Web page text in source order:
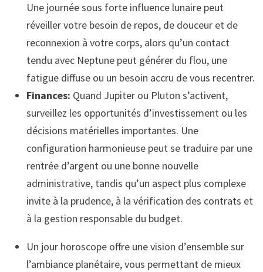
Une journée sous forte influence lunaire peut
réveiller votre besoin de repos, de douceur et de
reconnexion à votre corps, alors qu’un contact
tendu avec Neptune peut générer du flou, une
fatigue diffuse ou un besoin accru de vous recentrer.
Finances: Quand Jupiter ou Pluton s’activent,
surveillez les opportunités d’investissement ou les
décisions matérielles importantes. Une
configuration harmonieuse peut se traduire par une
rentrée d’argent ou une bonne nouvelle
administrative, tandis qu’un aspect plus complexe
invite à la prudence, à la vérification des contrats et
à la gestion responsable du budget.
Un jour horoscope offre une vision d’ensemble sur
l’ambiance planétaire, vous permettant de mieux